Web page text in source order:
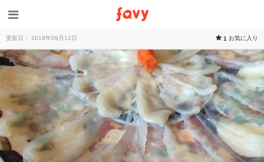
更新日： 2018年09月12日 1 お気に入り